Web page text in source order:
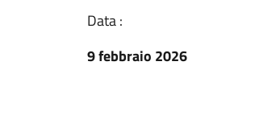
Data :
9 febbraio 2026